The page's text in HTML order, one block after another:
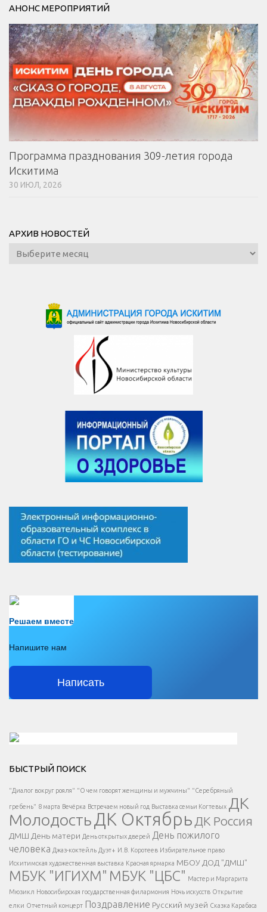
АНОНС МЕРОПРИЯТИЙ
Программа празднования 309-летия города
Искитима
30 ИЮЛ, 2026
АРХИВ НОВОСТЕЙ
Архив
новостей
Решаем вместе
Напишите нам
Написать
Есть вопрос?
Напишите нам
</span >
Написать
</button >
</div >
</div > </div >
БЫСТРЫЙ ПОИСК
"Диалог вокруг рояля" "О чем говорят женщины и мужчины" "Серебряный
гребень" 8 марта Вечёрка Встречаем новый год Выставка семьи Когтевых ДК
МолодостьДК Октябрь ДК Россия
ДМШ День матери День открытых дверей День пожилого
человека Джаз-коктейль Дуэт+ И.В. Коротеев Избирательное право
Искитимская художественная выставка Красная ярмарка МБОУ ДОД "ДМШ"
МБУК "ИГИХМ" МБУК "ЦБС" Мастер и Маргарита
Мюзикл Новосибирская государственная филармония Ночь искусств Открытие
елки Отчетный концерт Поздравление Русский музей Сказка Карабаса